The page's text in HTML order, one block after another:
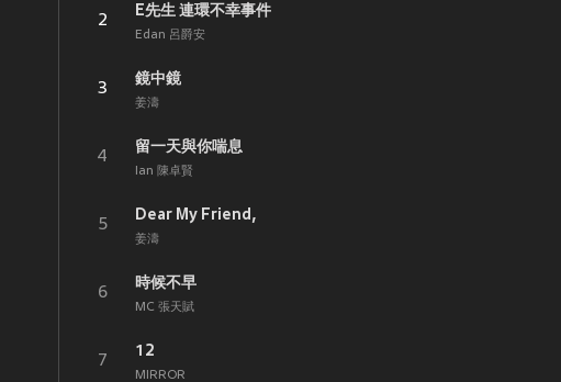
2
E先生 連環不幸事件
Edan 呂爵安
3
鏡中鏡
姜濤
4
留一天與你喘息
Ian 陳卓賢
5
Dear My Friend,
姜濤
6
時候不早
MC 張天賦
7
12
MIRROR